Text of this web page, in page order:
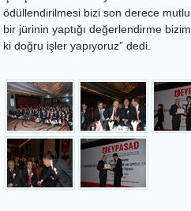
ödüllendirilmesi bizi son derece
bir jürinin yaptığı değerlendirme
ki doğru işler yapıyoruz” dedi.